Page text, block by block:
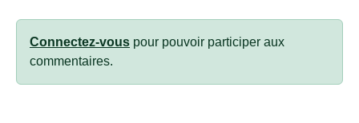
Connectez-vous pour pouvoir participer aux
commentaires.